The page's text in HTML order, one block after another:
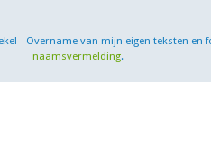
- Overname van mijn eigen teksten en
naamsvermelding.